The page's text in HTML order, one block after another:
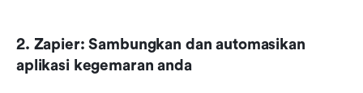
2. Zapier: Sambungkan dan automasikan
aplikasi kegemaran anda